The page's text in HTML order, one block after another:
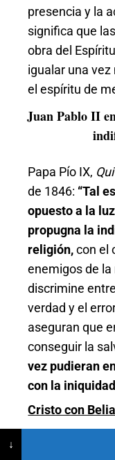
presencia y la
significa que
obra del
igualar una vez
el espíritu de
Juan Pablo II
Papa Pío IX,
de 1846: “Tal
opuesto a la
propugna la
religión,con el
enemigos de
discrimine
verdad y el
aseguran que
conseguir la
vez pudieran
con la
Cristo con
El indiferentismo
vez la
↓